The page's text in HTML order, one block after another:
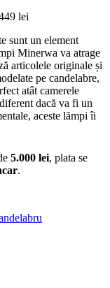
lei
sunt un element
Minerwa va atrage
articolele originale și
pe candelabre,
atât camerele
dacă va fi un
aceste lămpi îi
5.000 lei, plata se
.